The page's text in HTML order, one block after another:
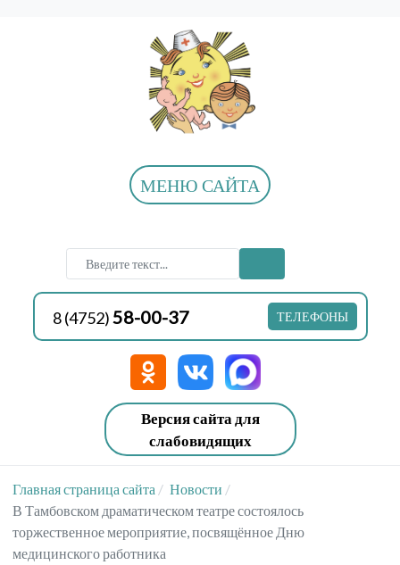
МЕНЮ САЙТА
8 (4752) 58-00-37 ТЕЛЕФОНЫ
Версия сайта для
слабовидящих
Главная страница сайта
Новости
В Тамбовском драматическом театре состоялось
торжественное мероприятие, посвящённое Дню
медицинского работника